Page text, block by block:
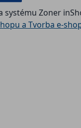
systému Zoner
a Tvorba e-